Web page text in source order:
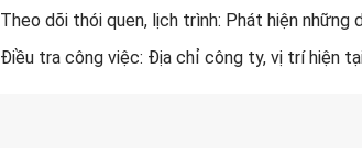
Theo dõi thói quen, lịch trình: Phát hiện
Điều tra công việc: Địa chỉ công ty, vị trí hiện